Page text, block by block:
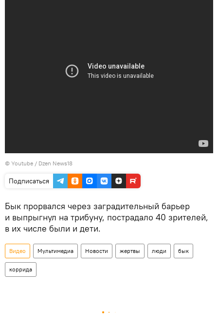
© Youtube / Dzen News18
Подписаться
Бык прорвался через заградительный барьер
и выпрыгнул на трибуну, пострадало 40 зрителей,
в их числе были и дети.
Видео Мультимедиа Новости жертвы люди бык
коррида